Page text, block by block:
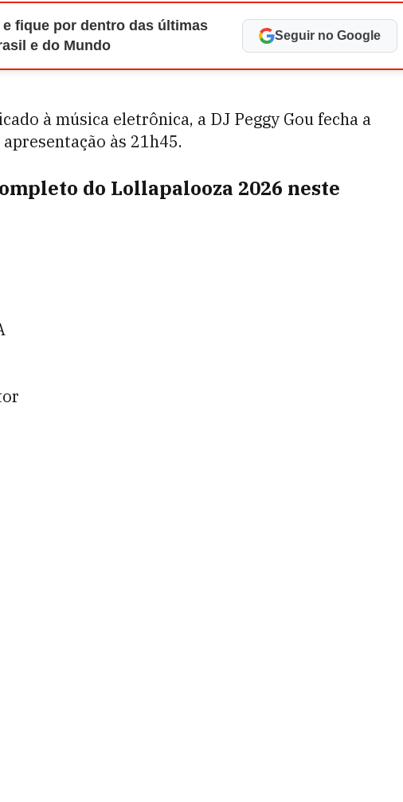
e fique por dentro das últimas
e do Mundo
Seguir no Google
à música eletrônica, a DJ Peggy Gou fecha a
às 21h45.
do Lollapalooza 2026 neste